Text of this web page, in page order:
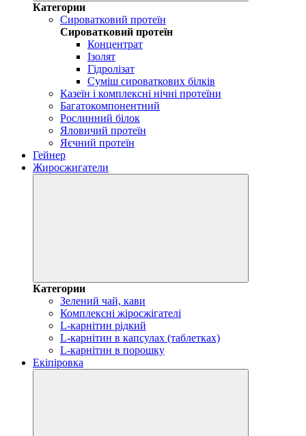
Категории
Сироватковий протеїн
Сироватковий протеїн
Концентрат
Ізолят
Гідролізат
Суміш сироваткових білків
Казеїн і комплексні нічні протеїни
Багатокомпонентний
Рослинний білок
Яловичий протеїн
Яєчний протеїн
Гейнер
Жиросжигатели
Категории
Зелений чай, кави
Комплексні жіросжігателі
L-карнітин рідкий
L-карнітин в капсулах (таблетках)
L-карнітин в порошку
Екіпіровка